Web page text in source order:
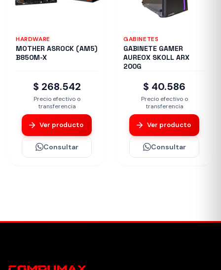
HARDWARE
MOTHER ASROCK (AM5)
B850M-X
$ 268.542
Precio efectivo o
transferencia
Ver producto
Consultar
GABINETES
GABINETE GAMER
AUREOX SKOLL ARX
200G
$ 40.586
Precio efectivo o
transferencia
Ver producto
Consultar